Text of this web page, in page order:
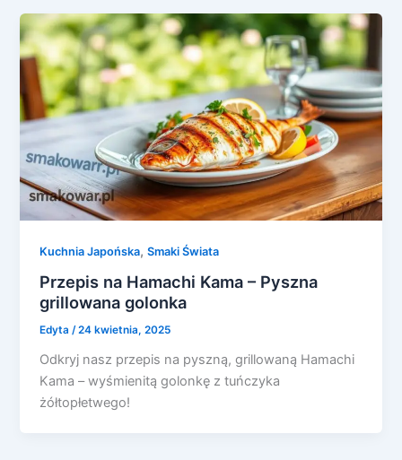
Kuchnia Japońska,Smaki Świata
Przepis na Hamachi Kama – Pyszna
grillowana golonka
Edyta/24 kwietnia, 2025
Odkryj nasz przepis na pyszną, grillowaną Hamachi
Kama – wyśmienitą golonkę z tuńczyka
żółtopłetwego!